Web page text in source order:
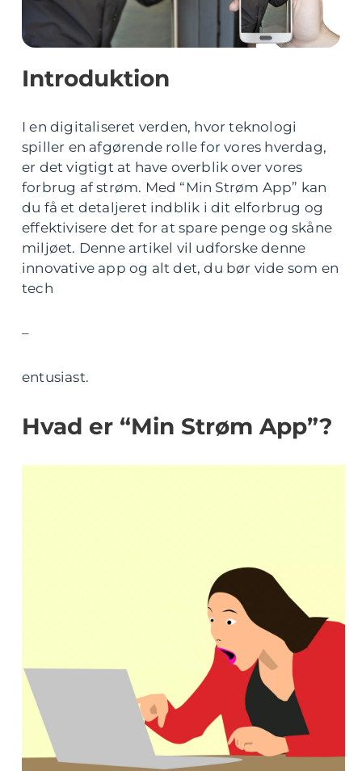
Introduktion
I en digitaliseret verden, hvor teknologi
spiller en afgørende rolle for vores hverdag,
er det vigtigt at have overblik over vores
forbrug af strøm. Med “Min Strøm App” kan
du få et detaljeret indblik i dit elforbrug og
effektivisere det for at spare penge og skåne
miljøet. Denne artikel vil udforske denne
innovative app og alt det, du bør vide som en
tech
–
entusiast.
Hvad er “Min Strøm App”?